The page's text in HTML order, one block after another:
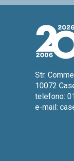
Str.
10072
telefono:
e-mail: